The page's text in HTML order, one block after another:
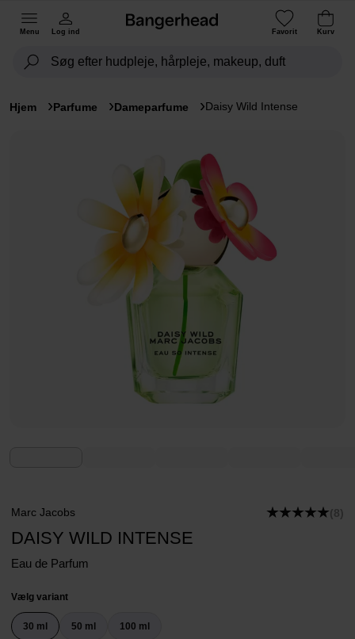
Menu Log ind Favorit Kurv
Hjem Parfume Dameparfume Daisy Wild Intense
Marc Jacobs (8)
DAISY WILD INTENSE
Eau de Parfum
Vælg variant
30 ml 50 ml 100 ml